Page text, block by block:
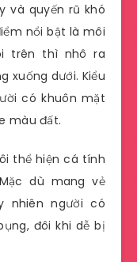
và quyến rũ khó
nổi bật là môi
trên thì nhô ra
xuống dưới. Kiểu
có khuôn mặt
màu đất.
thể hiện cá tính
dù mang vẻ
nhiên người có
đôi khi dễ bị